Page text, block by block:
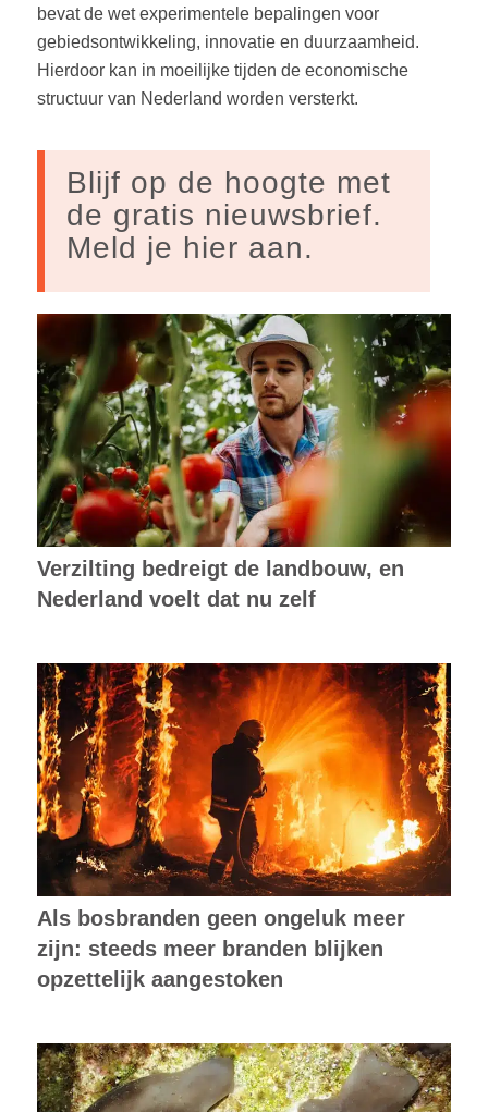
bevat de wet experimentele bepalingen voor
gebiedsontwikkeling, innovatie en duurzaamheid.
Hierdoor kan in moeilijke tijden de economische
structuur van Nederland worden versterkt.
Blijf op de hoogte met
de gratis nieuwsbrief.
Meld je hier aan.
Verzilting bedreigt de landbouw, en
Nederland voelt dat nu zelf
Als bosbranden geen ongeluk meer
zijn: steeds meer branden blijken
opzettelijk aangestoken